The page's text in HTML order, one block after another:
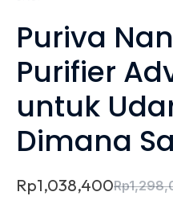
Puriva
Purifier
untuk
Dimana
Rp
Rp1,038,400